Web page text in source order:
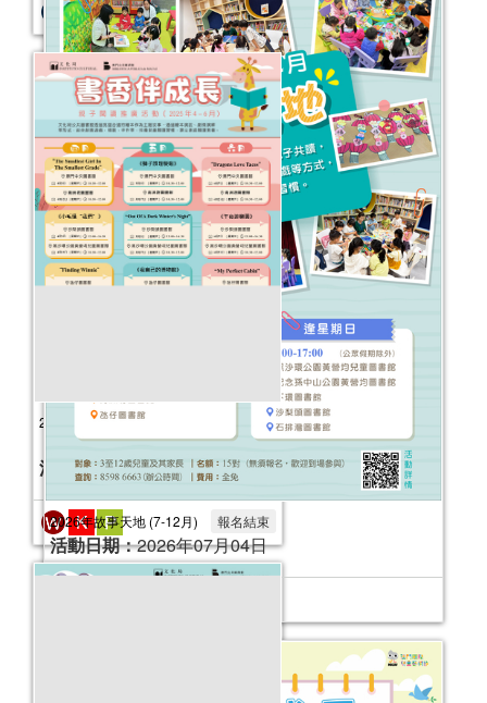
2026年故事天地 (7-12月)
活動日期：2026年07月04日
激活人生──公共圖書館館藏主題書展
活動日期：2025年04月18日
永遠的莎士比亞──公共圖書館館藏圖書